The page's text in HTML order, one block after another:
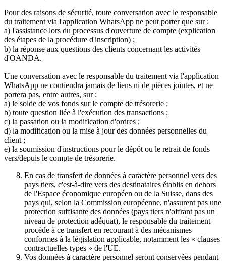
Pour des raisons de sécurité, toute conversation avec le responsable
du traitement via l'application WhatsApp ne peut porter que sur :
a) l'assistance lors du processus d'ouverture de compte (explication
des étapes de la procédure d'inscription) ;
b) la réponse aux questions des clients concernant les activités
d'OANDA.
Une conversation avec le responsable du traitement via l'application
WhatsApp ne contiendra jamais de liens ni de pièces jointes, et ne
portera pas, entre autres, sur :
a) le solde de vos fonds sur le compte de trésorerie ;
b) toute question liée à l'exécution des transactions ;
c) la passation ou la modification d'ordres ;
d) la modification ou la mise à jour des données personnelles du
client ;
e) la soumission d'instructions pour le dépôt ou le retrait de fonds
vers/depuis le compte de trésorerie.
En cas de transfert de données à caractère personnel vers des
pays tiers, c'est-à-dire vers des destinataires établis en dehors
de l'Espace économique européen ou de la Suisse, dans des
pays qui, selon la Commission européenne, n'assurent pas une
protection suffisante des données (pays tiers n'offrant pas un
niveau de protection adéquat), le responsable du traitement
procède à ce transfert en recourant à des mécanismes
conformes à la législation applicable, notamment les « clauses
contractuelles types » de l'UE.
Vos données à caractère personnel seront conservées pendant